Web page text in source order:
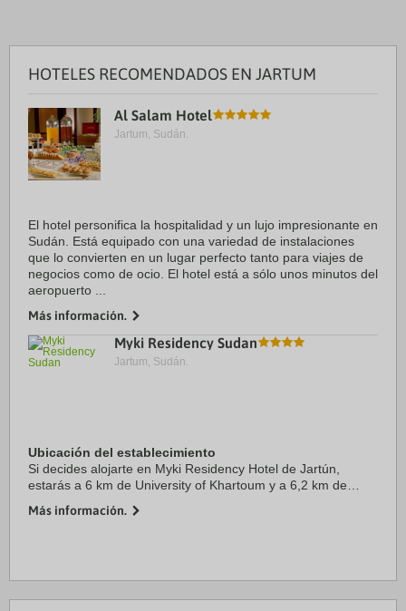
HOTELES RECOMENDADOS EN JARTUM
Al Salam Hotel
Jartum, Sudán.
El hotel personifica la hospitalidad y un lujo impresionante en
Sudán. Está equipado con una variedad de instalaciones
que lo convierten en un lugar perfecto tanto para viajes de
negocios como de ocio. El hotel está a sólo unos minutos del
aeropuerto ...
Más información.
Myki Residency Sudan
Jartum, Sudán.
Ubicación del establecimiento
Si decides alojarte en Myki Residency Hotel de Jartún,
estarás a 6 km de University of Khartoum y a 6,2 km de
km de Sudan University of Science and ...
Más información.